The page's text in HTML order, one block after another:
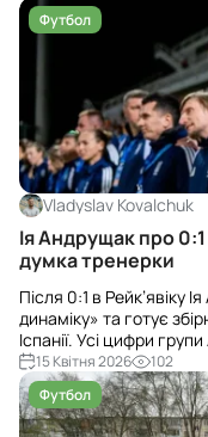
Футбол
Vladyslav Kovalchuk
Ія Андрущак про
думка тренерки
Після 0:1 в Рейк’явіку
динаміку» та готує
Іспанії. Усі цифри
одному матеріалі.
15 Квітня 2026
102
Футбол